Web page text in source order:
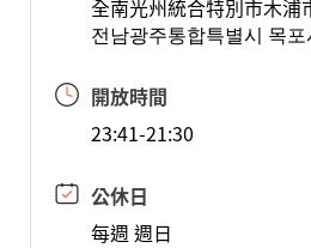
全南光州統合特別市木
전남광주통합특별시 목
開放時間
23:41-21:30
公休日
每週 週日